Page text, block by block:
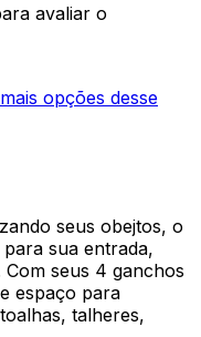
avaliar o
opções desse
seus obejtos, o
sua entrada,
seus 4 ganchos
espaço para
talheres,